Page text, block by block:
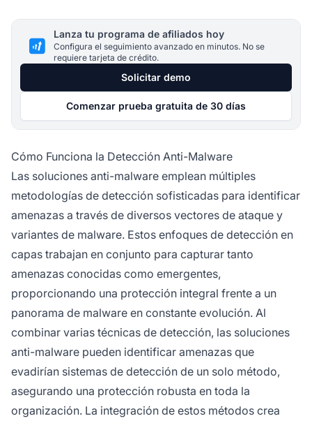
Lanza tu programa de afiliados hoy
Configura el seguimiento avanzado en minutos. No se
requiere tarjeta de crédito.
Solicitar demo
Comenzar prueba gratuita de 30 días
Cómo Funciona la Detección Anti-Malware
Las soluciones anti-malware emplean múltiples
metodologías de detección sofisticadas para identificar
amenazas a través de diversos vectores de ataque y
variantes de malware. Estos enfoques de detección en
capas trabajan en conjunto para capturar tanto
amenazas conocidas como emergentes,
proporcionando una protección integral frente a un
panorama de malware en constante evolución. Al
combinar varias técnicas de detección, las soluciones
anti-malware pueden identificar amenazas que
evadirían sistemas de detección de un solo método,
asegurando una protección robusta en toda la
organización. La integración de estos métodos crea